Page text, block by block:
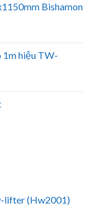
Bishamon
1m hiệu TW-
lifter (Hw2001)